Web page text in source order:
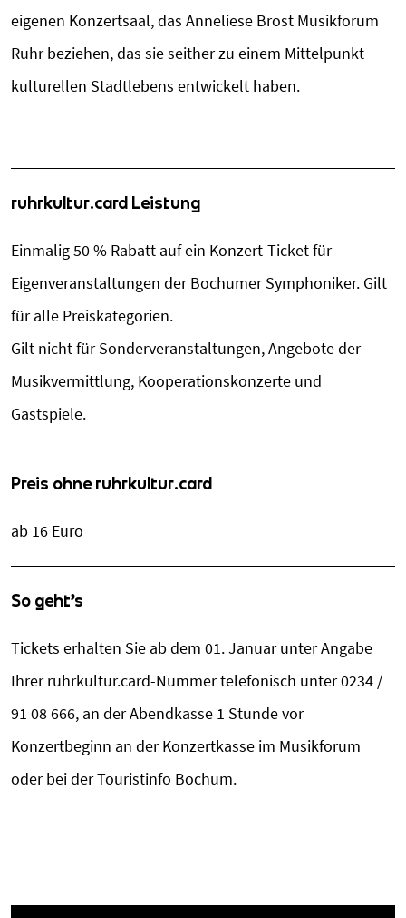
eigenen Konzertsaal, das Anneliese Brost Musikforum
Ruhr beziehen, das sie seither zu einem Mittelpunkt
kulturellen Stadtlebens entwickelt haben.
ruhrkultur.card Leistung
Einmalig 50 % Rabatt auf ein Konzert-Ticket für
Eigenveranstaltungen der Bochumer Symphoniker. Gilt
für alle Preiskategorien.
Gilt nicht für Sonderveranstaltungen, Angebote der
Musikvermittlung, Kooperationskonzerte und
Gastspiele.
Preis ohne ruhrkultur.card
ab 16 Euro
So geht's
Tickets erhalten Sie ab dem 01. Januar unter Angabe
Ihrer ruhrkultur.card-Nummer telefonisch unter 0234 /
91 08 666, an der Abendkasse 1 Stunde vor
Konzertbeginn an der Konzertkasse im Musikforum
oder bei der Touristinfo Bochum.